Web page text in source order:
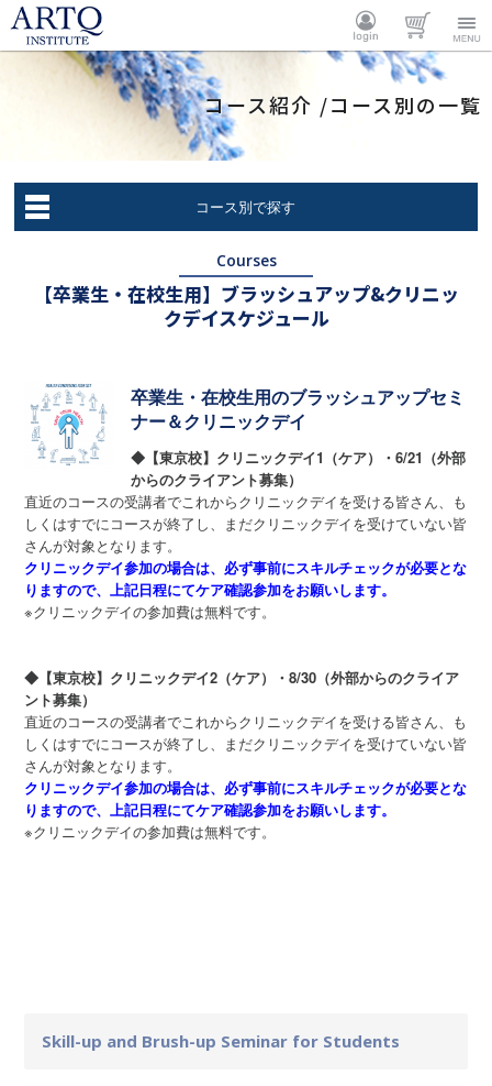
ARTQ
INSTITUTE
Menu
カート
ログイ
コース紹介 /コース別の一覧
コース別で探す
Courses
【卒業生・在校生用】ブラッシュアップ&クリニッ
クデイスケジュール
卒業生・在校生用のブラッシュアップセミ
ナー＆クリニックデイ
◆【東京校】クリニックデイ1（ケア）・6/21（外部
からのクライアント募集）
直近のコースの受講者でこれからクリニックデイを受ける皆さん、も
しくはすでにコースが終了し、まだクリニックデイを受けていない皆
さんが対象となります。
クリニックデイ参加の場合は、必ず事前にスキルチェックが必要とな
りますので、上記日程にてケア確認参加をお願いします。
※クリニックデイの参加費は無料です。
◆【東京校】クリニックデイ2（ケア）・8/30（外部からのクライア
ント募集）
直近のコースの受講者でこれからクリニックデイを受ける皆さん、も
しくはすでにコースが終了し、まだクリニックデイを受けていない皆
さんが対象となります。
クリニックデイ参加の場合は、必ず事前にスキルチェックが必要とな
りますので、上記日程にてケア確認参加をお願いします。
※クリニックデイの参加費は無料です。
Skill-up and Brush-up Seminar for Students